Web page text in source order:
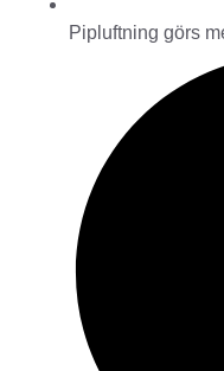
Pipluftning görs